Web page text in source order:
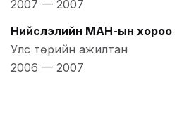
2007 — 2007
Нийслэлийн МАН-ын хороо
Улс төрийн ажилтан
2006 — 2007